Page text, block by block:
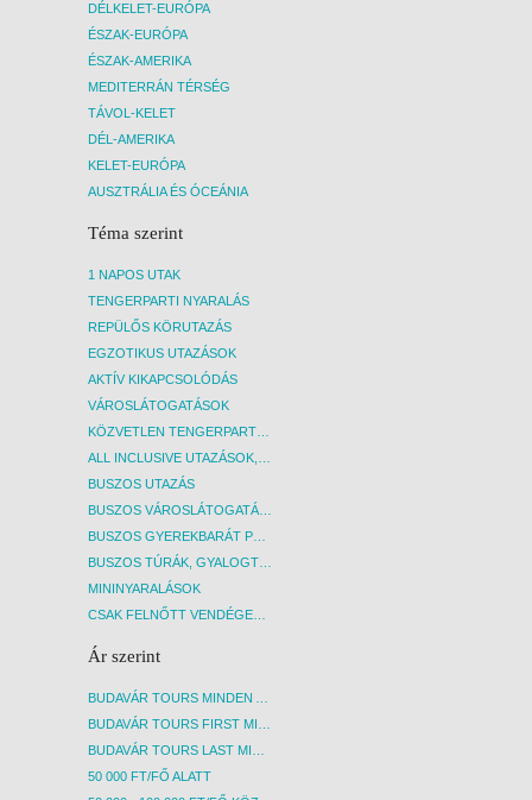
DÉLKELET-EURÓPA
ÉSZAK-EURÓPA
ÉSZAK-AMERIKA
MEDITERRÁN TÉRSÉG
TÁVOL-KELET
DÉL-AMERIKA
KELET-EURÓPA
AUSZTRÁLIA ÉS ÓCEÁNIA
Téma szerint
1 NAPOS UTAK
TENGERPARTI NYARALÁS
REPÜLŐS KÖRUTAZÁS
EGZOTIKUS UTAZÁSOK
AKTÍV KIKAPCSOLÓDÁS
VÁROSLÁTOGATÁSOK
BUSZOS UTAZÁS
MININYARALÁSOK
Ár szerint
50 000 FT/FŐ ALATT